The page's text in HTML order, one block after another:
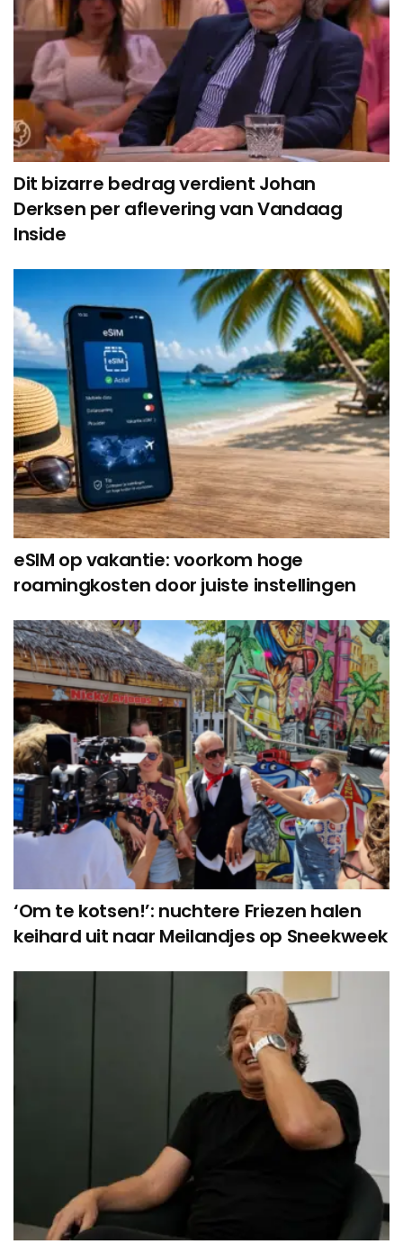
Dit bizarre bedrag verdient Johan
Derksen per aflevering van Vandaag
Inside
eSIM op vakantie: voorkom hoge
roamingkosten door juiste instellingen
‘Om te kotsen!’: nuchtere Friezen halen
keihard uit naar Meilandjes op Sneekweek